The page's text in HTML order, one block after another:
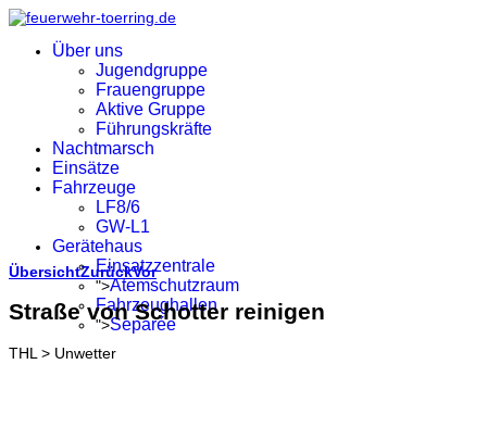
Über uns
Jugendgruppe
Frauengruppe
Aktive Gruppe
Führungskräfte
Nachtmarsch
Einsätze
Fahrzeuge
LF8/6
GW-L1
Gerätehaus
Einsatzzentrale
">Atemschutzraum
Fahrzeughallen
">Separée
ÜbersichtZurückVor
Straße von Schotter reinigen
THL > Unwetter